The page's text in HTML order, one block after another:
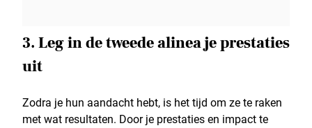
3. Leg in de tweede alinea je prestaties
uit
Zodra je hun aandacht hebt, is het tijd om ze te raken
met wat resultaten. Door je prestaties en impact te